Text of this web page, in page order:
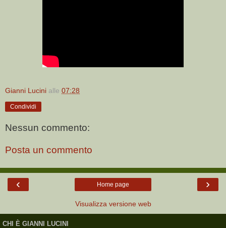
Gianni Lucini alle 07:28
Condividi
Nessun commento:
Posta un commento
‹ ›
Home page
Visualizza versione web
CHI È GIANNI LUCINI